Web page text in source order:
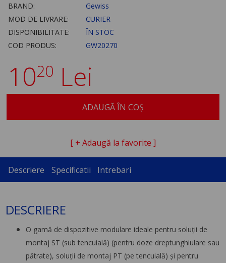
BRAND:
Gewiss
MOD DE LIVRARE:
CURIER
DISPONIBILITATE:
ÎN STOC
COD PRODUS:
GW20270
1020 Lei
ADAUGĂ ÎN COȘ
[ + Adaugă la favorite ]
Descriere Specificatii Intrebari
DESCRIERE
O gamă de dispozitive modulare ideale pentru soluţii de
montaj ST (sub tencuială) (pentru doze dreptunghiulare sau
pătrate), soluţii de montaj PT (pe tencuială) şi pentru